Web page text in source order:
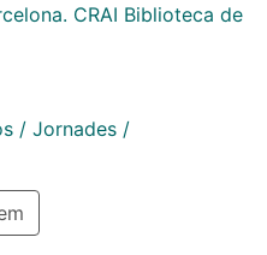
CRAI Biblioteca de
/ Jornades /